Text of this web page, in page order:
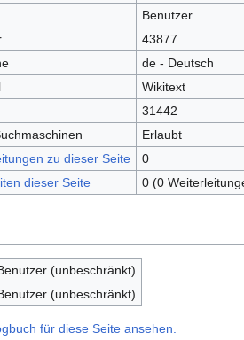
Benutzer
43877
de - Deutsch
Wikitext
31442
Erlaubt
zu dieser Seite
0
dieser Seite
0 (0
(unbeschränkt)
(unbeschränkt)
für diese Seite ansehen.